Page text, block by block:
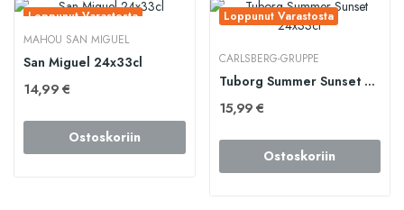
Loppunut Varastosta
MAHOU SAN MIGUEL
San Miguel 24x33cl
14,99 €
Ostoskoriin
Loppunut Varastosta
CARLSBERG-GRUPPE
Tuborg Summer Sunset 24x33cl
15,99 €
Ostoskoriin